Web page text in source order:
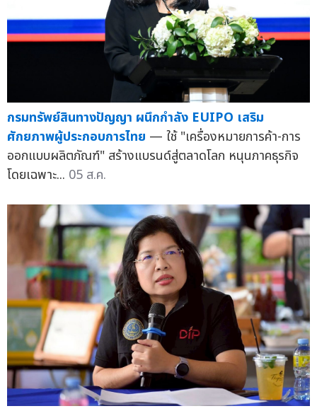
กรมทรัพย์สินทางปัญญา ผนึกกำลัง EUIPO เสริม
ศักยภาพผู้ประกอบการไทย — ใช้ "เครื่องหมายการค้า-การ
ออกแบบผลิตภัณฑ์" สร้างแบรนด์สู่ตลาดโลก หนุนภาคธุรกิจ
โดยเฉพาะ... 05 ส.ค.